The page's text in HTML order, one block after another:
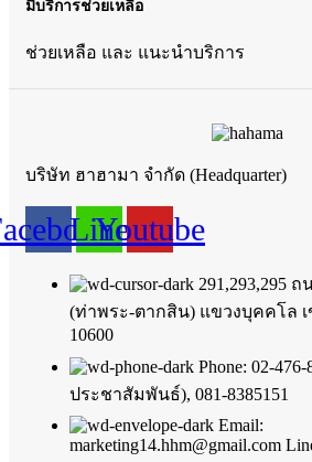
มีบริการช่วยเหลือ
ช่วยเหลือ และ แนะนำบริการ
บริษัท ฮาฮามา จำกัด (Headquarter)
Line
Youtube
291,293,295
(ท่าพระ-ตากสิน) แขวงบุคคโล
10600
Phone: 02-
ประชาสัมพันธ์), 081-8385151
Email:
marketing14.hhm@gmail.com